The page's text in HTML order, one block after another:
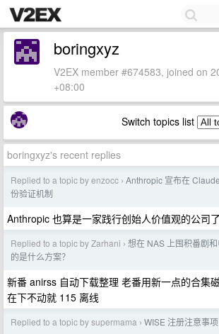
boringxyz
V2EX member #674583, joined on
+08:00
Switch topics list
boringxyz's recent replies
Replied to a topic by enzocc › Anthropic 宣布在
份验证机制
Anthropic 也算是一家践行创始人价值观的公司
Replied to a topic by Zarhani › 想在 NAS 上囤积番剧
的是什么方案？
新番 anirss 自动下载整理 老番用新一点的合集
在下不动就 115 离线
Replied to a topic by supermama › WISE 注册注意事项